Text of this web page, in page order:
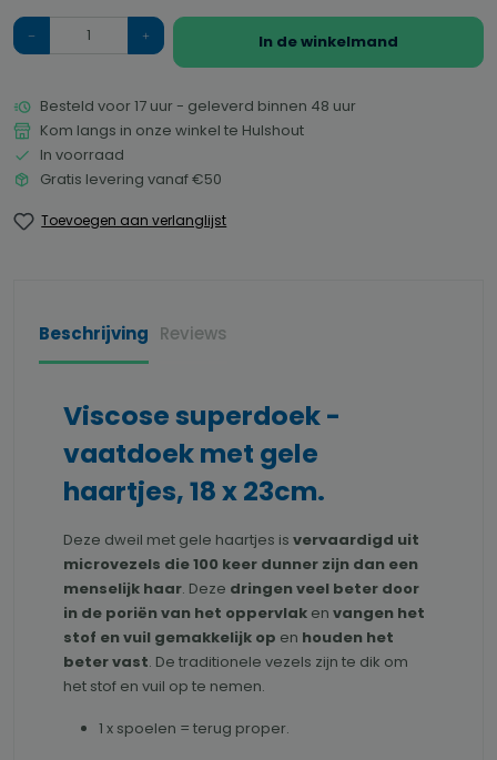
Hoeveelheid
In de winkelmand
Besteld voor 17 uur - geleverd binnen 48 uur
Kom langs in onze winkel te Hulshout
In voorraad
Gratis levering vanaf €50
Toevoegen aan verlanglijst
Beschrijving Reviews
Viscose superdoek -
vaatdoek met gele
haartjes, 18 x 23cm.
Deze dweil met gele haartjes is vervaardigd uit
microvezels die 100 keer dunner zijn dan een
menselijk haar. Deze dringen veel beter door
in de poriën van het oppervlak en vangen het
stof en vuil gemakkelijk op en houden het
beter vast. De traditionele vezels zijn te dik om
het stof en vuil op te nemen.
1 x spoelen = terug proper.